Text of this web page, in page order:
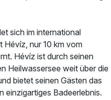
sich im international
Hévíz, nur 10 km vom
Hévíz ist durch seinen
Heilwassersee weit über die
bietet seinen Gästen das
einzigartiges Badeerlebnis.